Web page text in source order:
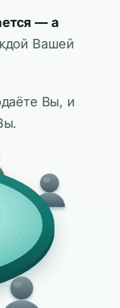
— а
Вашей
Вы, и